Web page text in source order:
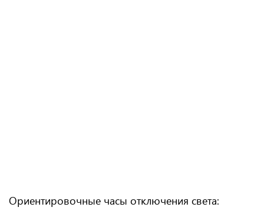
Ориентировочные часы отключения света: